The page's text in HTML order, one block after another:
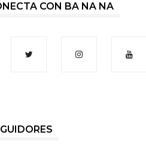
CON BA NA NA